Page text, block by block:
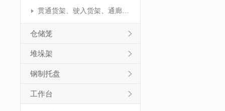
贯通货架、驶入货架、通廊货架
仓储笼
堆垛架
钢制托盘
工作台